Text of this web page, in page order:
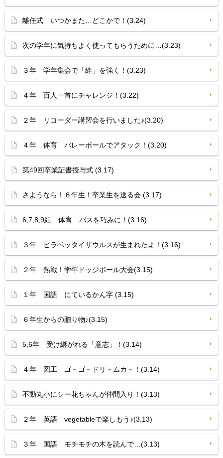
離任式 いつかまた…どこかで！(3.24)
次の学年に気持ちよく使ってもらうために…(3.23)
３年 学年集会で「絆」を強く！(3.23)
４年 百人一首にチャレンジ！(3.22)
２年 リコーダー講習会を行いました♪(3.20)
４年 体育 バレーボールでアタック！(3.20)
第49回卒業証書授与式 (3.17)
さようなら！６年生！卒業生を送る会 (3.17)
6,7,8,9組 体育 パスを巧みに！(3.16)
３年 ヒラベッタイザウルスが生まれたよ！(3.16)
２年 熱戦！学年ドッジボール大会(3.15)
１年 国語 にているかん字 (3.15)
６年生からの贈り物♪(3.15)
5,6年 受け継がれる「意志」！(3.14)
４年 図工 ゴ－ゴ－ドリ－ムカ－！(3.14)
不動丸小にシー花ちゃんが仲間入り！(3.13)
２年 英語 vegetableで楽しもう♪(3.13)
３年 国語 モチモチの木を読んで…(3.13)